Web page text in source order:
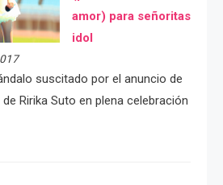
amor) para señoritas
idol
suscitado por el anuncio de
Ririka Suto en plena celebración